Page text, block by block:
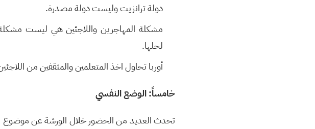
دولة ترانزيت وليست دولة مصدرة.
مشكلة المهاجرين واللاجئين هي ليست
لحلها.
أوربا تحاول اخذ المتعلمين والمثقفين من
خامساً: الوضع النفسي
تحدث العديد من الحضور خلال الورشة عن موضوع